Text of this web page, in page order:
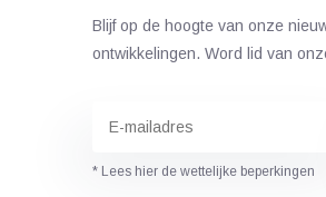
Blijf op de hoogte van onze
ontwikkelingen. Word lid van
* Lees hier de wettelijke beperkingen